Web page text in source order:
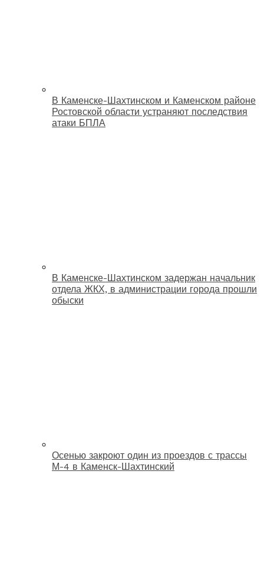
В Каменске-Шахтинском и Каменском районе
Ростовской области устраняют последствия
атаки БПЛА
В Каменске-Шахтинском задержан начальник
отдела ЖКХ, в администрации города прошли
обыски
Осенью закроют один из проездов с трассы
М-4 в Каменск-Шахтинский